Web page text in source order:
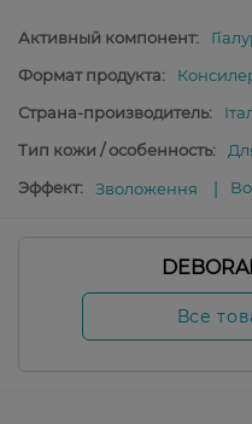
Активный компонент:
Формат продукта:
Страна-производитель:
Тип кожи / особенность:
Эффект:
Зволоження
Все